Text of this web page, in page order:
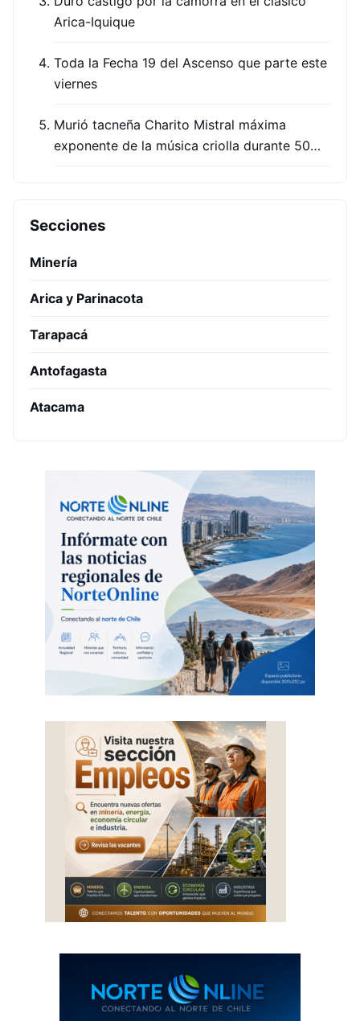
Arica-Iquique
Toda la Fecha 19 del Ascenso que parte este
viernes
Murió tacneña Charito Mistral máxima
exponente de la música criolla durante 50…
Secciones
Minería
Arica y Parinacota
Tarapacá
Antofagasta
Atacama